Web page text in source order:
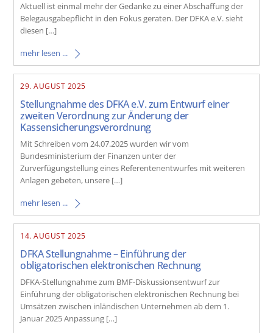
Aktuell ist einmal mehr der Gedanke zu einer Abschaffung der
Belegausgabepflicht in den Fokus geraten. Der DFKA e.V. sieht
diesen […]
mehr lesen ...
29. AUGUST 2025
Stellungnahme des DFKA e.V. zum Entwurf einer
zweiten Verordnung zur Änderung der
Kassensicherungsverordnung
Mit Schreiben vom 24.07.2025 wurden wir vom
Bundesministerium der Finanzen unter der
Zurverfügungstellung eines Referentenentwurfes mit weiteren
Anlagen gebeten, unsere […]
mehr lesen ...
14. AUGUST 2025
DFKA Stellungnahme – Einführung der
obligatorischen elektronischen Rechnung
DFKA-Stellungnahme zum BMF-Diskussionsentwurf zur
Einführung der obligatorischen elektronischen Rechnung bei
Umsätzen zwischen inländischen Unternehmen ab dem 1.
Januar 2025 Anpassung […]